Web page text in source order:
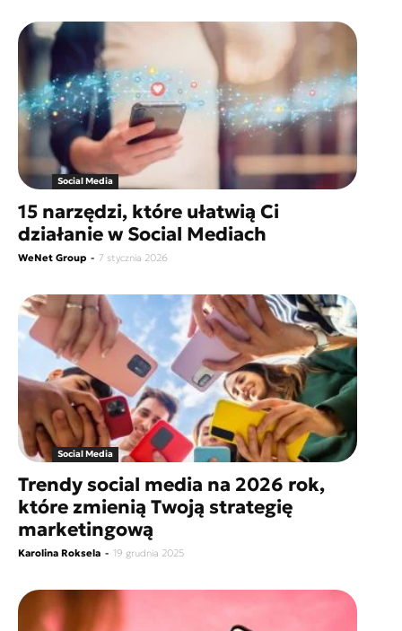
Social Media
15 narzędzi, które ułatwią Ci
działanie w Social Mediach
WeNet Group - 7 stycznia 2026
Social Media
Trendy social media na 2026 rok,
które zmienią Twoją strategię
marketingową
Karolina Roksela - 19 grudnia 2025